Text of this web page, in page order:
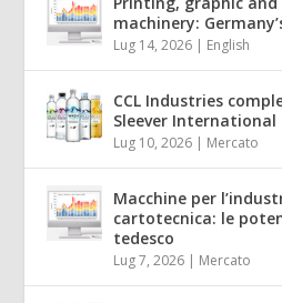
machinery:
Lug 14, 2026 | English
CCL Industries
Sleever International
Lug 10, 2026 | Mercato
Macchine per
cartotecnica: le
tedesco
Lug 7, 2026 | Mercato